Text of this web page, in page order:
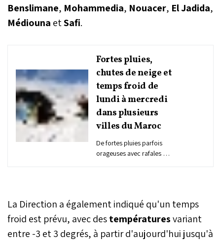
Benslimane, Mohammedia, Nouacer, El Jadida,
Médiouna etSafi.
Fortes pluies,
chutes de neige et
temps froid de
lundi à mercredi
dans plusieurs
villes du Maroc
De fortes pluies parfois
orageuses avec rafales de
plusieurs provinces du
Royaume, a annoncé la
Direction générale de la
météorologie (DGM) dans
La Direction a également indiqué qu'un temps
froid est prévu, avec destempératuresvariant
entre -3 et 3 degrés, à partir d'aujourd'hui jusqu'à